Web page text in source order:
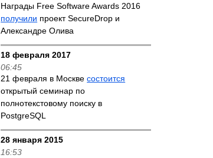
Награды Free Software Awards 2016
получили проект SecureDrop и
Александре Олива
18 февраля 2017
06:45
21 февраля в Москвесостоится
открытый семинар по
полнотекстовому поиску в
PostgreSQL
28 января 2015
16:53